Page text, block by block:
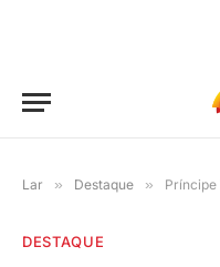
Lar » Destaque » Príncipe
DESTAQUE